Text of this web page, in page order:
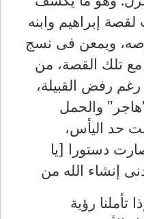
لقصة إبراهيم وابنه
ويمعن فى نسج
مع تلك القصة، من
رفض القبيلة،
والحمل
حد اليأس،
دستورا [يا
إنشاء الله من
تأملنا رؤية